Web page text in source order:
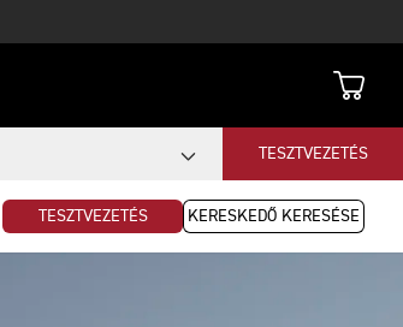
TESZTVEZETÉS
TESZTVEZETÉS KERESKEDŐ KERESÉSE